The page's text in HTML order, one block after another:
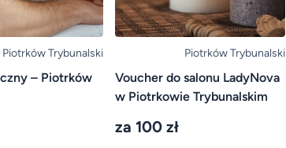
Piotrków Trybunalski
– Piotrków
Piotrków Trybunalski
Voucher do salonu LadyNova
w Piotrkowie Trybunalskim
za 100 zł